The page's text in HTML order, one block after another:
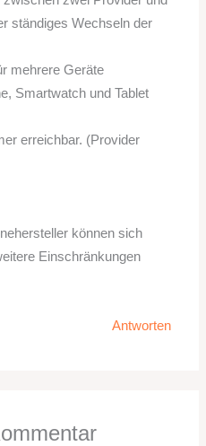
ständiges Wechseln der
mehrere Geräte
Smartwatch und Tablet
erreichbar. (Provider
können sich
Einschränkungen
Antworten